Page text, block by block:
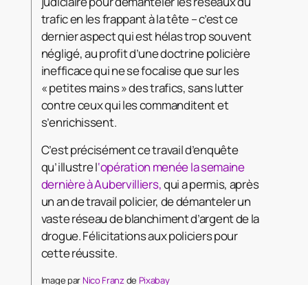
trafic en les frappant à la tête – c’est ce
dernier aspect qui est hélas trop souvent
négligé, au profit d’une doctrine policière
inefficace qui ne se focalise que sur les
« petites mains » des trafics, sans lutter
contre ceux qui les commanditent et
s’enrichissent.
C’est précisément ce travail d’enquête
qu’illustre l‘opération menée la semaine
dernière à Aubervilliers,qui a permis, après
un an de travail policier, de démanteler un
vaste réseau de blanchiment d’argent de la
drogue. Félicitations aux policiers pour
cette réussite.
Image parNico Franzde Pixabay